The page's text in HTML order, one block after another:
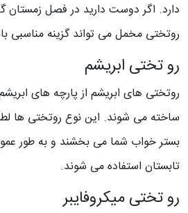
دارد. اگر دوست دارید در فصل زمستان
روتختی مخمل می تواند گزینه مناسبی
رو تختی ابریشم
روتختی های ابریشم از پارچه های
ساخته می شوند. این نوع روتختی ها
بستر خواب شما می بخشند و به طور
تابستان استفاده می شوند.
رو تختی میکروفایبر